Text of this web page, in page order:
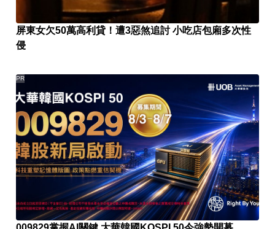
屏東女欠50萬高利貸！遭3惡煞追討 小吃店包廂多次性
侵
PR